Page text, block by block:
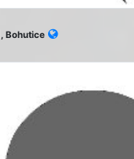
, Bohutice